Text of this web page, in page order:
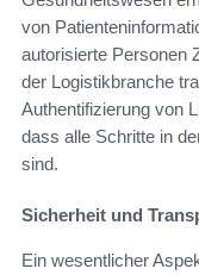
von
autorisierte Personen
der Logistikbranche
Authentifizierung von
dass alle Schritte in
sind.
Sicherheit und
Ein wesentlicher